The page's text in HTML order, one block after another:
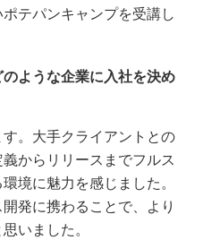
テパンキャンプを受講し
ような企業に入社を決め
。大手クライアントとの
からリリースまでフルス
境に魅力を感じました。
発に携わることで、より
いました。